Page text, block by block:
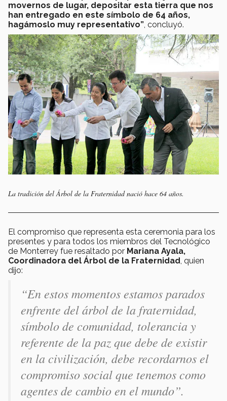
movernos de lugar, depositar esta tierra que nos
han entregado en este símbolo de 64 años,
hagámoslo muy representativo”, concluyó.
La tradición del Árbol de la Fraternidad nació hace 64 años.
El compromiso que representa esta ceremonia para los
presentes y para todos los miembros del Tecnológico
de Monterrey fue resaltado por Mariana Ayala,
Coordinadora del Árbol de la Fraternidad, quien
dijo:
“En estos momentos estamos parados
enfrente del árbol de la fraternidad,
símbolo de comunidad, tolerancia y
referente de la paz que debe de existir
en la civilización, debe recordarnos el
compromiso social que tenemos como
agentes de cambio en el mundo”.